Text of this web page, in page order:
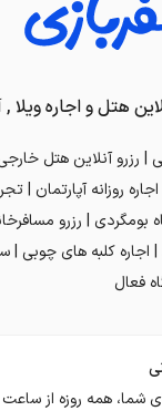
هتل و اجاره ویلا ,
| رزرو آنلاین هتل
روزانه آپارتمان |
بومگردی | رزرو
| اجاره کلبه های چوبی |